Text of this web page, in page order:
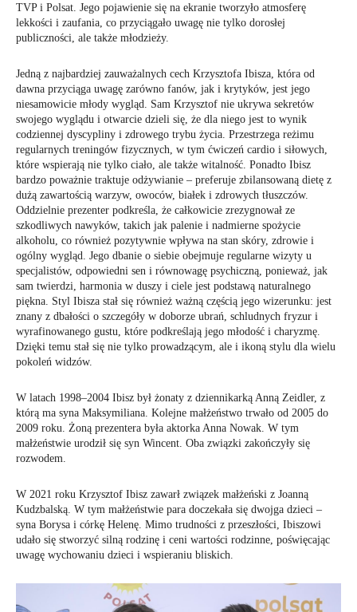
TVP i Polsat. Jego pojawienie się na ekranie tworzyło atmosferę
lekkości i zaufania, co przyciągało uwagę nie tylko dorosłej
publiczności, ale także młodzieży.
Jedną z najbardziej zauważalnych cech Krzysztofa Ibisza, która od
dawna przyciąga uwagę zarówno fanów, jak i krytyków, jest jego
niesamowicie młody wygląd. Sam Krzysztof nie ukrywa sekretów
swojego wyglądu i otwarcie dzieli się, że dla niego jest to wynik
codziennej dyscypliny i zdrowego trybu życia. Przestrzega reżimu
regularnych treningów fizycznych, w tym ćwiczeń cardio i siłowych,
które wspierają nie tylko ciało, ale także witalność. Ponadto Ibisz
bardzo poważnie traktuje odżywianie – preferuje zbilansowaną dietę z
dużą zawartością warzyw, owoców, białek i zdrowych tłuszczów.
Oddzielnie prezenter podkreśla, że całkowicie zrezygnował ze
szkodliwych nawyków, takich jak palenie i nadmierne spożycie
alkoholu, co również pozytywnie wpływa na stan skóry, zdrowie i
ogólny wygląd. Jego dbanie o siebie obejmuje regularne wizyty u
specjalistów, odpowiedni sen i równowagę psychiczną, ponieważ, jak
sam twierdzi, harmonia w duszy i ciele jest podstawą naturalnego
piękna. Styl Ibisza stał się również ważną częścią jego wizerunku: jest
znany z dbałości o szczegóły w doborze ubrań, schludnych fryzur i
wyrafinowanego gustu, które podkreślają jego młodość i charyzmę.
Dzięki temu stał się nie tylko prowadzącym, ale i ikoną stylu dla wielu
pokoleń widzów.
W latach 1998–2004 Ibisz był żonaty z dziennikarką Anną Zeidler, z
którą ma syna Maksymiliana. Kolejne małżeństwo trwało od 2005 do
2009 roku. Żoną prezentera była aktorka Anna Nowak. W tym
małżeństwie urodził się syn Wincent. Oba związki zakończyły się
rozwodem.
W 2021 roku Krzysztof Ibisz zawarł związek małżeński z Joanną
Kudzbalską. W tym małżeństwie para doczekała się dwojga dzieci –
syna Borysa i córkę Helenę. Mimo trudności z przeszłości, Ibiszowi
udało się stworzyć silną rodzinę i ceni wartości rodzinne, poświęcając
uwagę wychowaniu dzieci i wspieraniu bliskich.